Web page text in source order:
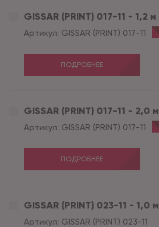
GISSAR (PRINT) 017-11 - 1,2 м
Артикул: GISSAR (PRINT) 017-11
ПОДРОБНЕЕ
GISSAR (PRINT) 017-11 - 2,0 м
Артикул: GISSAR (PRINT) 017-11
ПОДРОБНЕЕ
GISSAR (PRINT) 023-11 - 1,0 м
Артикул: GISSAR (PRINT) 023-11